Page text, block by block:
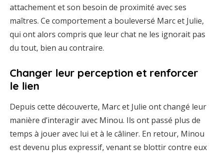
attachement et son besoin de proximité avec ses
maîtres. Ce comportement a bouleversé Marc et Julie,
qui ont alors compris que leur chat ne les ignorait pas
du tout, bien au contraire.
Changer leur perception et renforcer
le lien
Depuis cette découverte, Marc et Julie ont changé leur
manière d’interagir avec Minou. Ils ont passé plus de
temps à jouer avec lui et à le câliner. En retour, Minou
est devenu plus expressif, venant se blottir contre eux